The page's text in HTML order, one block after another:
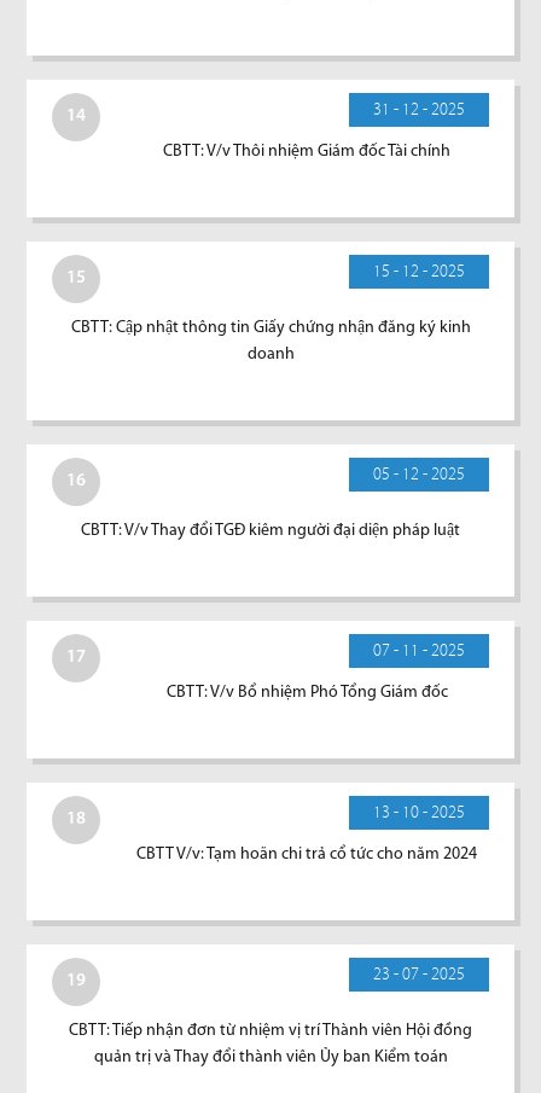
14 31 - 12 - 2025
CBTT: V/v Thôi nhiệm Giám đốc Tài chính
15 15 - 12 - 2025
CBTT: Cập nhật thông tin Giấy chứng nhận đăng ký kinh
doanh
16 05 - 12 - 2025
CBTT: V/v Thay đổi TGĐ kiêm người đại diện pháp luật
17 07 - 11 - 2025
CBTT: V/v Bổ nhiệm Phó Tổng Giám đốc
18 13 - 10 - 2025
CBTT V/v: Tạm hoãn chi trả cổ tức cho năm 2024
19 23 - 07 - 2025
CBTT: Tiếp nhận đơn từ nhiệm vị trí Thành viên Hội đồng
quản trị và Thay đổi thành viên Ủy ban Kiểm toán